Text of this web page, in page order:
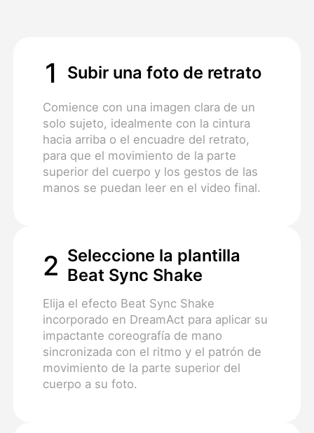
1 Subir una foto de retrato
Comience con una imagen clara de un
solo sujeto, idealmente con la cintura
hacia arriba o el encuadre del retrato,
para que el movimiento de la parte
superior del cuerpo y los gestos de las
manos se puedan leer en el video final.
2 Seleccione la plantilla
Beat Sync Shake
Elija el efecto Beat Sync Shake
incorporado en DreamAct para aplicar su
impactante coreografía de mano
sincronizada con el ritmo y el patrón de
movimiento de la parte superior del
cuerpo a su foto.